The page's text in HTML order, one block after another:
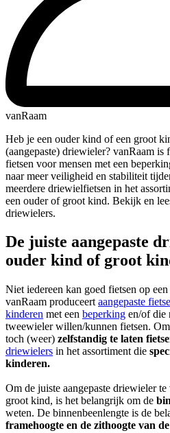
vanRaam
Heb je een ouder kind of een groot
(aangepaste) driewieler? vanRaam is
fietsen voor mensen met een
naar meer veiligheid en stabiliteit
meerdere driewielfietsen in het
een ouder of groot kind. Bekijk en
driewielers.
De juiste aangepaste
ouder kind of groot
Niet iedereen kan goed fietsen op
vanRaam produceert aangepaste
kinderen met een beperking en/of die
tweewieler willen/kunnen fietsen.
toch (weer) zelfstandig te laten
driewielers in het assortiment die
kinderen.
Om de juiste aangepaste driewieler
groot kind, is het belangrijk om de
weten. De binnenbeenlengte is de
framehoogte en de zithoogte van